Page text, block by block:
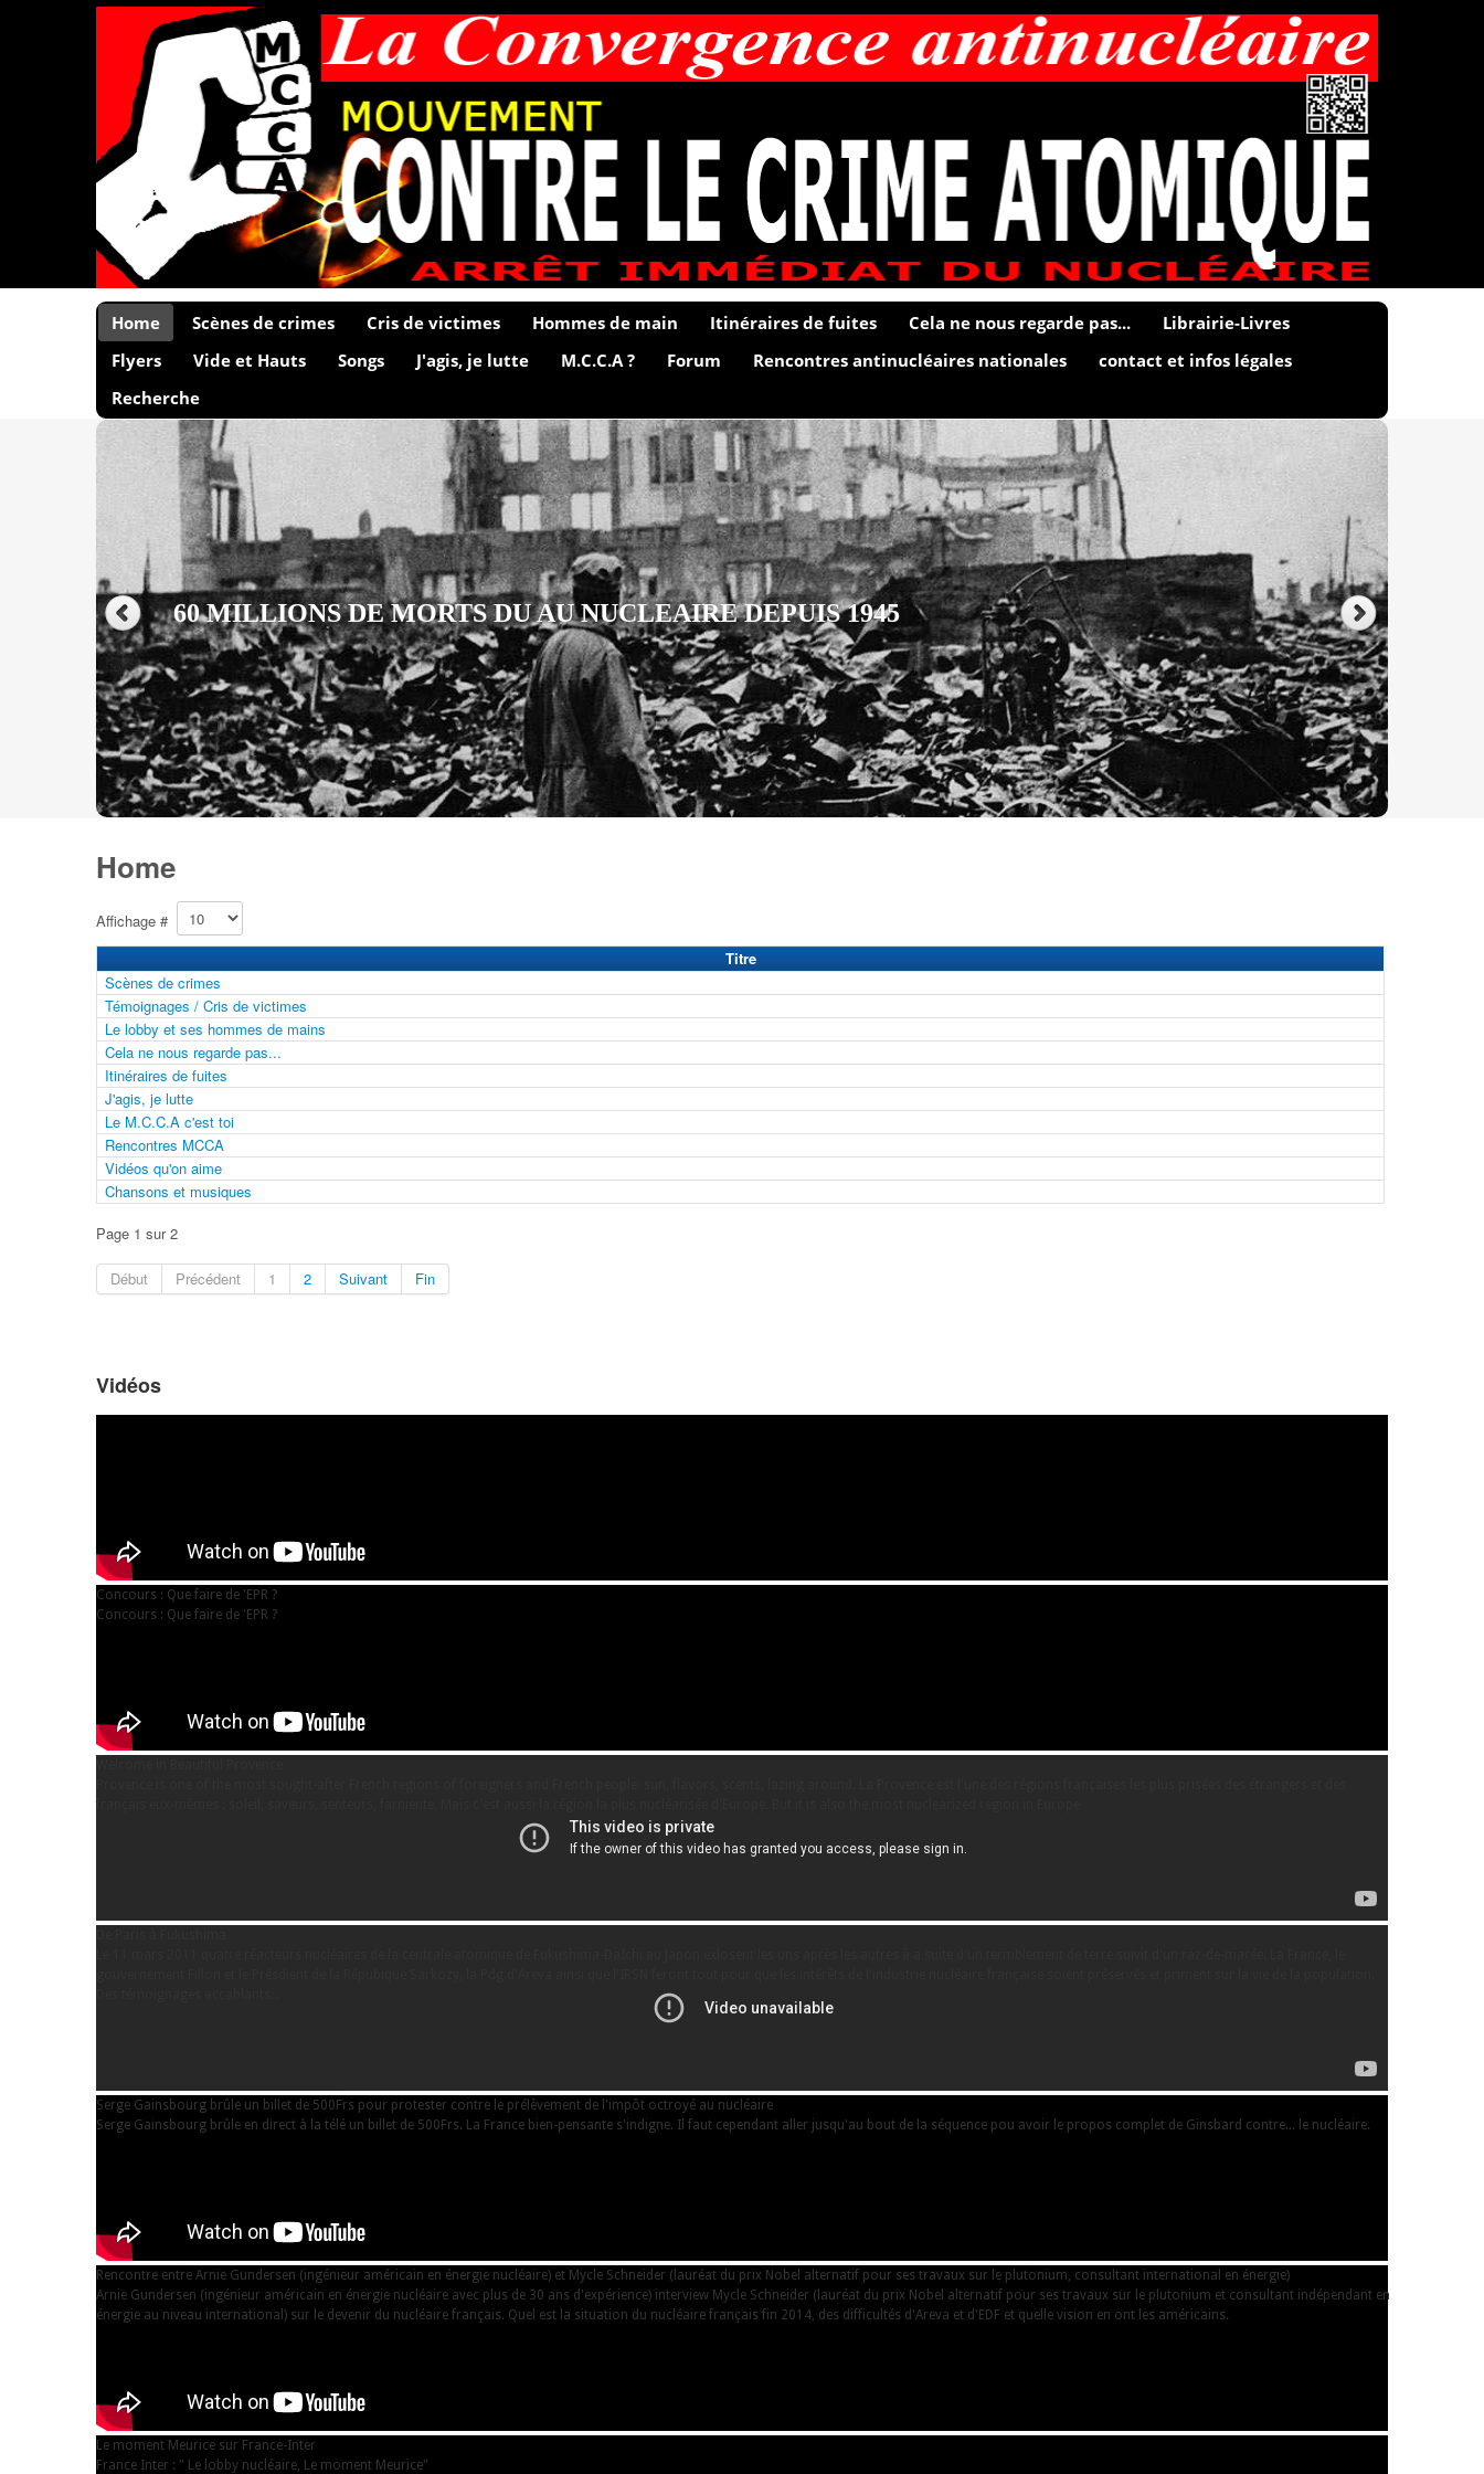
Home Scènes de crimes Cris de victimes Hommes de main Itinéraires de fuites Cela ne nous regarde pas...
Librairie-Livres
Flyers
Vide et Hauts Songs J'agis, je lutte M.C.C.A ? Forum Rencontres antinucléaires nationales
contact et infos légales
Recherche
60 MILLIONS DE MORTS DU AU NUCLEAIRE DEPUIS 1945
Home
Affichage #
Titre
Scènes de crimes
Témoignages / Cris de victimes
Le lobby et ses hommes de mains
Cela ne nous regarde pas...
Itinéraires de fuites
J'agis, je lutte
Le M.C.C.A c'est toi
Rencontres MCCA
Vidéos qu'on aime
Chansons et musiques
Page 1 sur 2
Début Précédent 1 2 Suivant Fin
Vidéos
Concours : Que faire de 'EPR ?
Concours : Que faire de 'EPR ?
Serge Gainsbourg brûle un billet de 500Frs pour protester contre le prélèvement de l'impôt octroyé au nucléaire
Serge Gainsbourg brûle en direct à la télé un billet de 500Frs. La France bien-pensante s'indigne. Il faut cependant aller jusqu'au bout de la séquence pou avoir le propos complet de Ginsbard contre... le nucléaire.
Rencontre entre Arnie Gundersen (ingénieur américain en énergie nucléaire) et Mycle Schneider (lauréat du prix Nobel alternatif pour ses travaux sur le plutonium, consultant international en énergie)
Arnie Gundersen (ingénieur américain en énergie nucléaire avec plus de 30 ans d'expérience) interview Mycle Schneider (lauréat du prix Nobel alternatif pour ses travaux sur le plutonium et consultant indépendant en
énergie au niveau international) sur le devenir du nucléaire français. Quel est la situation du nucléaire français fin 2014, des difficultés d'Areva et d'EDF et quelle vision en ont les américains.
Le moment Meurice sur France-Inter
France Inter : " Le lobby nucléaire, Le moment Meurice"